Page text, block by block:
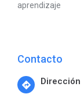
aprendizaje
Contacto
Dirección